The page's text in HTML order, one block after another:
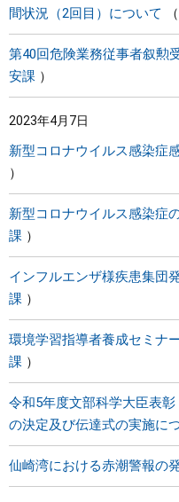
間状況（2回目）について
第40回危険業務従事者叙勲
安課
2023年4月7日
新型コロナウイルス感染症
新型コロナウイルス感染症
課
インフルエンザ様疾患集団
課
環境学習指導者養成セミナ
課
令和5年度文部科学大臣表
の決定及び伝達式の実施に
仙崎湾における赤潮警報の